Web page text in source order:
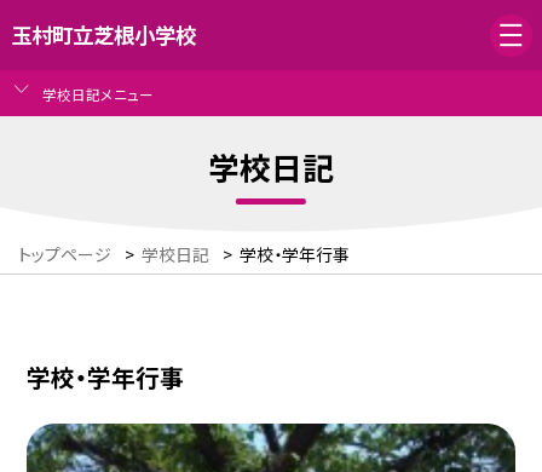
玉村町立芝根小学校
学校日記メニュー
学校日記
トップページ > 学校日記 > 学校・学年行事
学校・学年行事